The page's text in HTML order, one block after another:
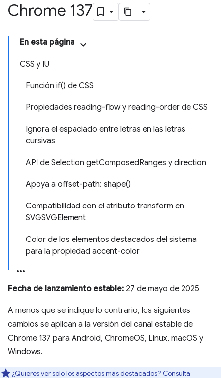
Chrome 137
En esta página
CSS y IU
Función if() de CSS
Propiedades reading-flow y reading-order de CSS
Ignora el espaciado entre letras en las letras
cursivas
API de Selection getComposedRanges y direction
Apoya a offset-path: shape()
Compatibilidad con el atributo transform en
SVGSVGElement
Color de los elementos destacados del sistema
para la propiedad accent-color
Fecha de lanzamiento estable: 27 de mayo de 2025
A menos que se indique lo contrario, los siguientes
cambios se aplican a la versión del canal estable de
Chrome 137 para Android, ChromeOS, Linux, macOS y
Windows.
¿Quieres ver solo los aspectos más destacados? Consulta